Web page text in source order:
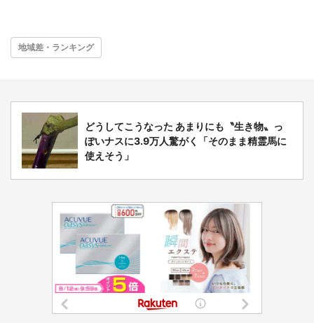
地域差・ランキング
どうしてこうなった あまりにも〝生き物〟っ
ぽいナスに3.9万人驚がく「そのまま精霊馬に
使えそう」